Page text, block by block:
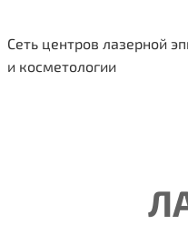
Сеть центров лазерной
и косметологии